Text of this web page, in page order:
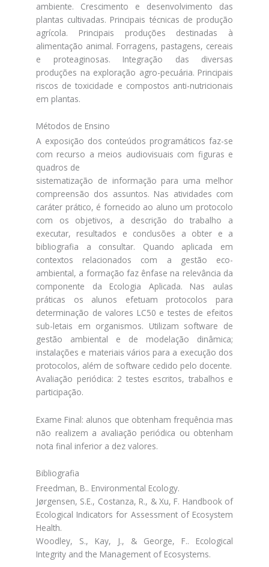
ambiente. Crescimento e desenvolvimento das
plantas cultivadas. Principais técnicas de produção
agrícola. Principais produções destinadas à
alimentação animal. Forragens, pastagens, cereais
e proteaginosas. Integração das diversas
produções na exploração agro-pecuária. Principais
riscos de toxicidade e compostos anti-nutricionais
em plantas.
Métodos de Ensino
A exposição dos conteúdos programáticos faz-se
com recurso a meios audiovisuais com figuras e
quadros de
sistematização de informação para uma melhor
compreensão dos assuntos. Nas atividades com
caráter prático, é fornecido ao aluno um protocolo
com os objetivos, a descrição do trabalho a
executar, resultados e conclusões a obter e a
bibliografia a consultar. Quando aplicada em
contextos relacionados com a gestão eco-
ambiental, a formação faz ênfase na relevância da
componente da Ecologia Aplicada. Nas aulas
práticas os alunos efetuam protocolos para
determinação de valores LC50 e testes de efeitos
sub-letais em organismos. Utilizam software de
gestão ambiental e de modelação dinâmica;
instalações e materiais vários para a execução dos
protocolos, além de software cedido pelo docente.
Avaliação periódica: 2 testes escritos, trabalhos e
participação.
Exame Final: alunos que obtenham frequência mas
não realizem a avaliação periódica ou obtenham
nota final inferior a dez valores.
Bibliografia
Freedman, B.. Environmental Ecology.
Jørgensen, S.E., Costanza, R., & Xu, F. Handbook of
Ecological Indicators for Assessment of Ecosystem
Health.
Woodley, S., Kay, J., & George, F.. Ecological
Integrity and the Management of Ecosystems.